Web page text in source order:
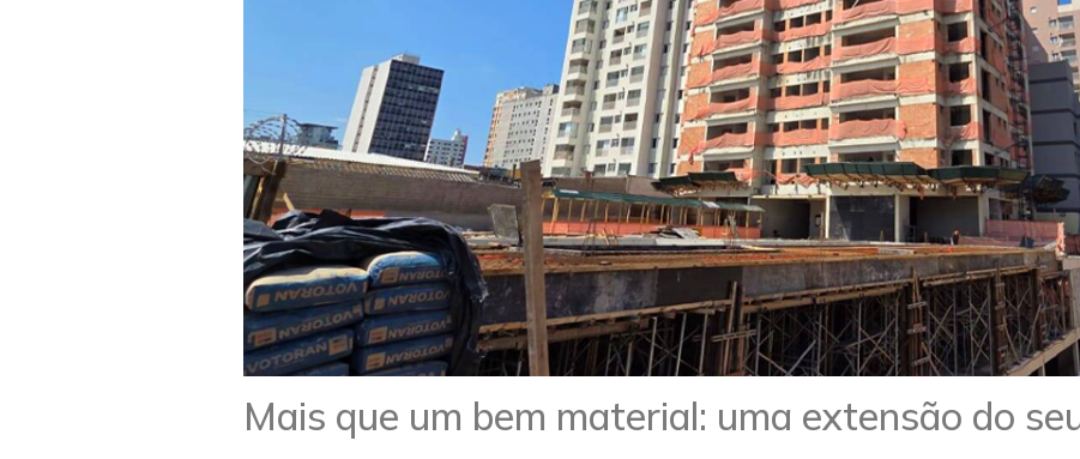
Mais que um bem material: uma extensão do